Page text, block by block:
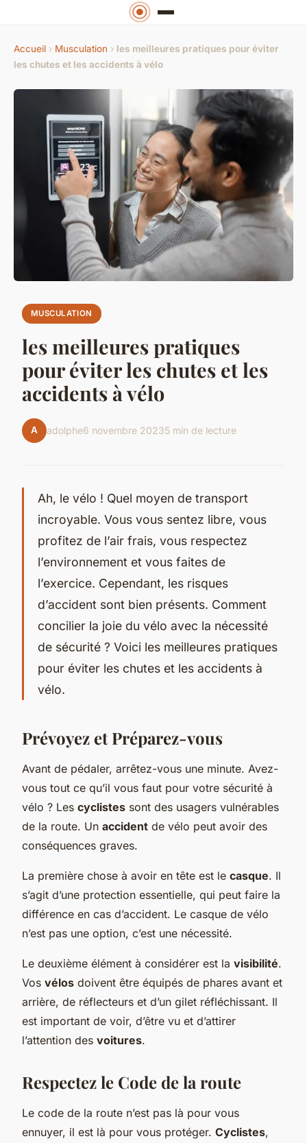
Accueil › Musculation › les meilleures pratiques pour éviter
les chutes et les accidents à vélo
MUSCULATION
les meilleures pratiques
pour éviter les chutes et les
accidents à vélo
A adolphe6 novembre 20235 min de lecture
Ah, le vélo ! Quel moyen de transport
incroyable. Vous vous sentez libre, vous
profitez de l’air frais, vous respectez
l’environnement et vous faites de
l’exercice. Cependant, les risques
d’accident sont bien présents. Comment
concilier la joie du vélo avec la nécessité
de sécurité ? Voici les meilleures pratiques
pour éviter les chutes et les accidents à
vélo.
Prévoyez et Préparez-vous
Avant de pédaler, arrêtez-vous une minute. Avez-
vous tout ce qu’il vous faut pour votre sécurité à
vélo ? Les cyclistes sont des usagers vulnérables
de la route. Un accident de vélo peut avoir des
conséquences graves.
La première chose à avoir en tête est le casque. Il
s’agit d’une protection essentielle, qui peut faire la
différence en cas d’accident. Le casque de vélo
n’est pas une option, c’est une nécessité.
Le deuxième élément à considérer est la visibilité.
Vos vélos doivent être équipés de phares avant et
arrière, de réflecteurs et d’un gilet réfléchissant. Il
est important de voir, d’être vu et d’attirer
l’attention des voitures.
Respectez le Code de la route
Le code de la route n’est pas là pour vous
ennuyer, il est là pour vous protéger. Cyclistes,